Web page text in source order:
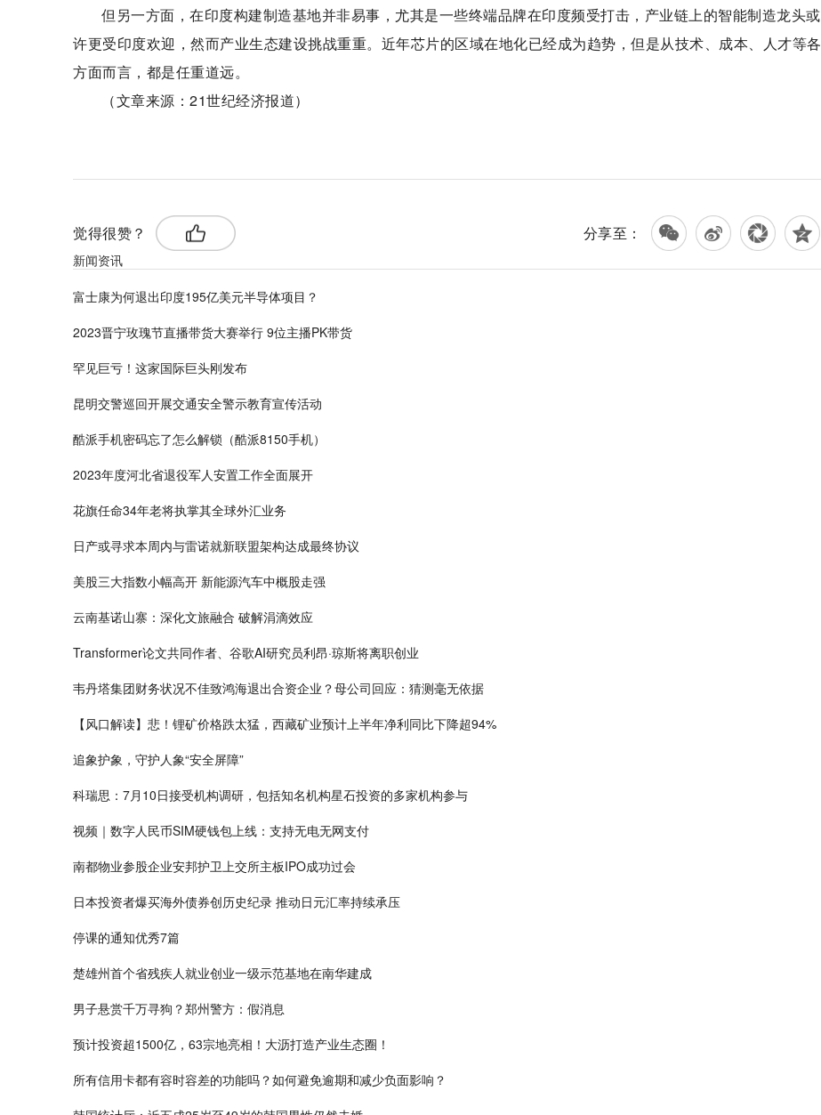
但另一方面，在印度构建制造基地并非易事，尤其是一些终端品牌在印度频受打击，产业链上的智能制造龙头或
许更受印度欢迎，然而产业生态建设挑战重重。近年芯片的区域在地化已经成为趋势，但是从技术、成本、人才等各
方面而言，都是任重道远。
（文章来源：21世纪经济报道）
觉得很赞？ 分享至：
新闻资讯
富士康为何退出印度195亿美元半导体项目？
2023晋宁玫瑰节直播带货大赛举行 9位主播PK带货
罕见巨亏！这家国际巨头刚发布
昆明交警巡回开展交通安全警示教育宣传活动
酷派手机密码忘了怎么解锁（酷派8150手机）
2023年度河北省退役军人安置工作全面展开
花旗任命34年老将执掌其全球外汇业务
日产或寻求本周内与雷诺就新联盟架构达成最终协议
美股三大指数小幅高开 新能源汽车中概股走强
云南基诺山寨：深化文旅融合 破解涓滴效应
Transformer论文共同作者、谷歌AI研究员利昂·琼斯将离职创业
韦丹塔集团财务状况不佳致鸿海退出合资企业？母公司回应：猜测毫无依据
【风口解读】悲！锂矿价格跌太猛，西藏矿业预计上半年净利同比下降超94%
追象护象，守护人象“安全屏障”
科瑞思：7月10日接受机构调研，包括知名机构星石投资的多家机构参与
视频｜数字人民币SIM硬钱包上线：支持无电无网支付
南都物业参股企业安邦护卫上交所主板IPO成功过会
日本投资者爆买海外债券创历史纪录 推动日元汇率持续承压
停课的通知优秀7篇
楚雄州首个省残疾人就业创业一级示范基地在南华建成
男子悬赏千万寻狗？郑州警方：假消息
预计投资超1500亿，63宗地亮相！大沥打造产业生态圈！
所有信用卡都有容时容差的功能吗？如何避免逾期和减少负面影响？